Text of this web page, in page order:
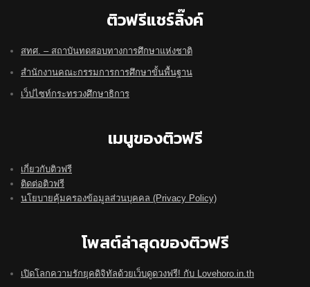
ติวฟรีแชร์ลิ๊งค์
สทศ. – สถาบันทดสอบทางการศึกษาแห่งชาติ
สำนักงานคณะกรรมการการศึกษาขั้นพื้นฐาน
เว็ปไซท์กระทรวงศึกษาธิการ
เมนูของติวฟรี
เกี่ยวกับติวฟรี
ติดต่อติวฟรี
นโยบายคุ้มครองข้อมูลส่วนบุคคล (Privacy Policy)
โพสต์ล่าสุดของติวฟรี
เปิดโลกความรักยุคดิจิทัลด้วยเว็บดูดวงฟรี! กับ Lovehoro.in.th